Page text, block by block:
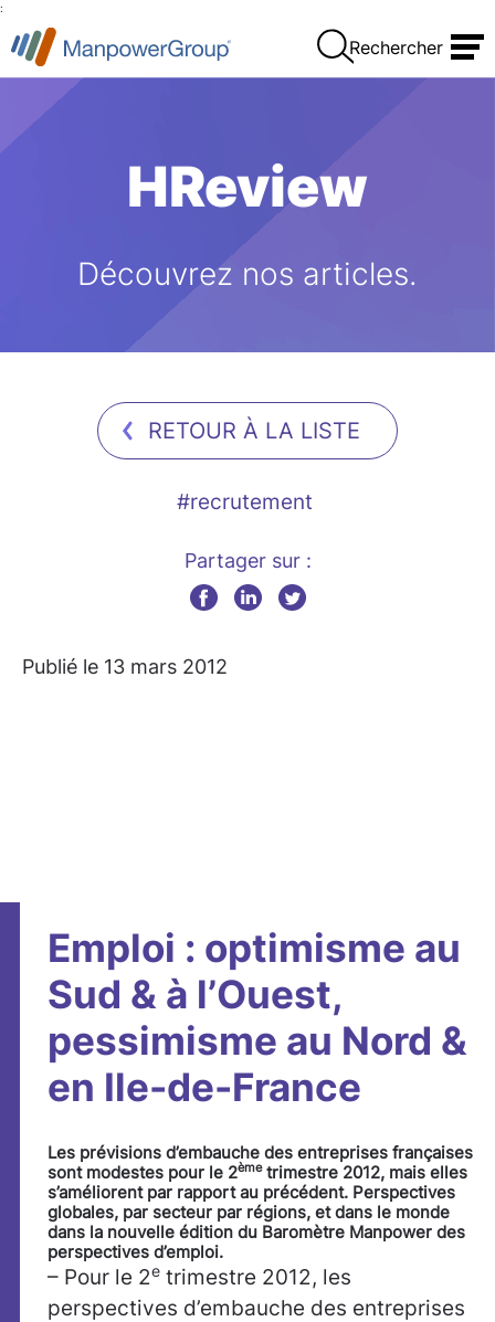
:
Rechercher
HReview
Découvrez nos articles.
RETOUR À LA LISTE
#recrutement
Partager sur :
Publié le 13 mars 2012
Emploi : optimisme au
Sud & à l’Ouest,
pessimisme au Nord &
en Ile-de-France
Les prévisions d’embauche des entreprises françaises
sont modestes pour le 2èmetrimestre 2012, mais elles
s’améliorent par rapport au précédent. Perspectives
globales, par secteur par régions, et dans le monde
dans la nouvelle édition du Baromètre Manpower des
perspectives d’emploi.
– Pour le 2e trimestre 2012, les
perspectives d’embauche des entreprises